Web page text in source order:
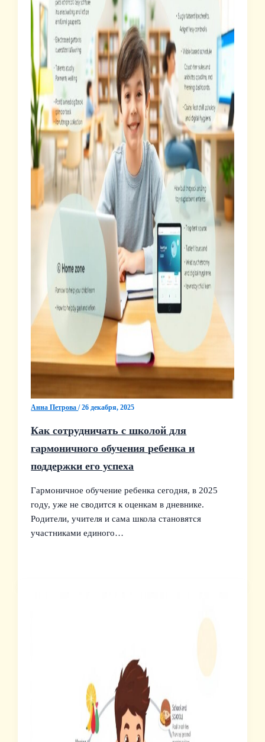
Анна Петрова/26 декабря, 2025
Как сотрудничать с школой для
гармоничного обучения ребенка и
поддержки его успеха
Гармоничное обучение ребенка сегодня, в 2025
году, уже не сводится к оценкам в дневнике.
Родители, учителя и сама школа становятся
участниками единого…